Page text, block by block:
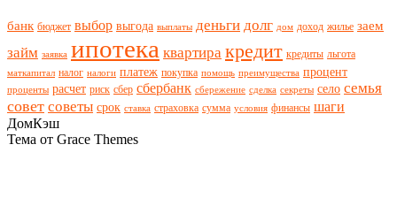
банк бюджет выбор выгода выплаты деньги долг дом доход жилье заем
займ заявка ипотека квартира кредит кредиты льгота
маткапитал налог налоги платеж покупка помощь преимущества процент
проценты расчет риск сбер сбербанк сбережение сделка секреты село семья
совет советы срок ставка страховка сумма условия финансы шаги
ДомКэш
Тема от Grace Themes